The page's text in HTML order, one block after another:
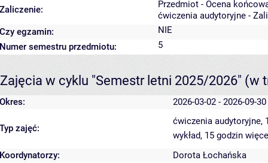
Zaliczenie:
Przedmiot - Ocena
ćwiczenia audytoryjne -
Czy egzamin:
NIE
Numer semestru przedmiotu:
5
Zajęcia w cyklu "Semestr letni 2025/2026" (w
Okres: 2026-03-02 - 2026-09-30
Typ zajęć:
ćwiczenia audytoryjne,
wykład, 15 godzin
Koordynatorzy:
Dorota Łochańska